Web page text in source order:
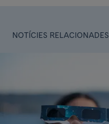
NOTÍCIES RELACIONADES